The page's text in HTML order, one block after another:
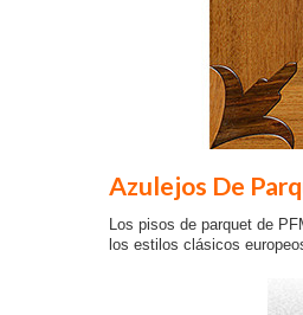
Azulejos De
Los pisos de parquet de
los estilos clásicos